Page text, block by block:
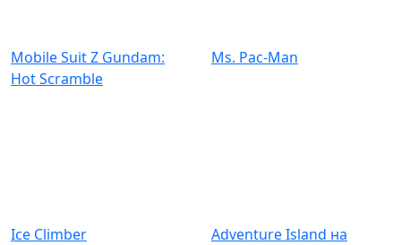
Mobile Suit Z Gundam:
Hot Scramble
Ms. Pac-Man
Ice Climber Adventure Island на